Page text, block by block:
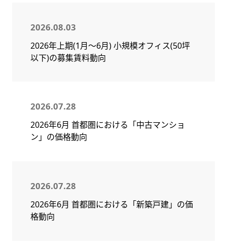
2026.08.03
2026年上期(1月～6月) 小規模オフィス(50坪
以下)の募集賃料動向
2026.07.28
2026年6月 首都圏における「中古マンショ
ン」の価格動向
2026.07.28
2026年6月 首都圏における「新築戸建」の価
格動向